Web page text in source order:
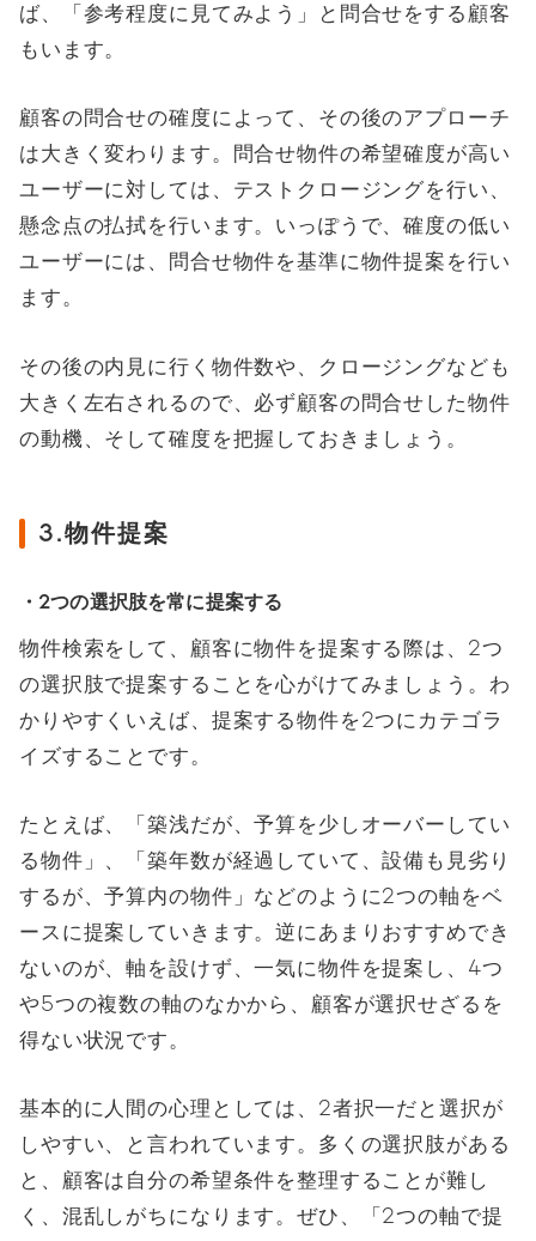
ば、「参考程度に見てみよう」と問合せをする顧客
もいます。
顧客の問合せの確度によって、その後のアプローチ
は大きく変わります。問合せ物件の希望確度が高い
ユーザーに対しては、テストクロージングを行い、
懸念点の払拭を行います。いっぽうで、確度の低い
ユーザーには、問合せ物件を基準に物件提案を行い
ます。
その後の内見に行く物件数や、クロージングなども
大きく左右されるので、必ず顧客の問合せした物件
の動機、そして確度を把握しておきましょう。
3.物件提案
・2つの選択肢を常に提案する
物件検索をして、顧客に物件を提案する際は、2つ
の選択肢で提案することを心がけてみましょう。わ
かりやすくいえば、提案する物件を2つにカテゴラ
イズすることです。
たとえば、「築浅だが、予算を少しオーバーしてい
る物件」、「築年数が経過していて、設備も見劣り
するが、予算内の物件」などのように2つの軸をベ
ースに提案していきます。逆にあまりおすすめでき
ないのが、軸を設けず、一気に物件を提案し、4つ
や5つの複数の軸のなかから、顧客が選択せざるを
得ない状況です。
基本的に人間の心理としては、2者択一だと選択が
しやすい、と言われています。多くの選択肢がある
と、顧客は自分の希望条件を整理することが難し
く、混乱しがちになります。ぜひ、「2つの軸で提